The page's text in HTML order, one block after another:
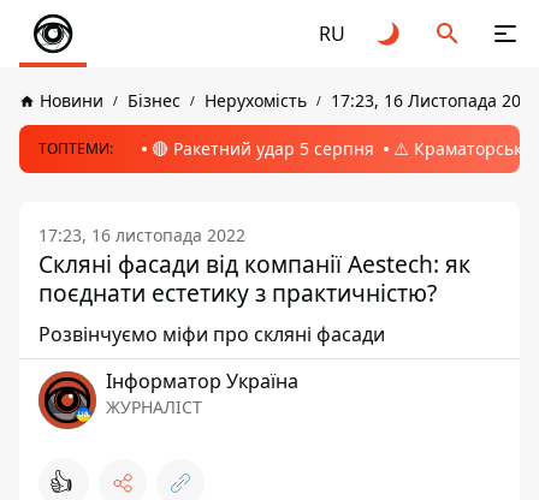
RU
Новини Бізнес Нерухомість 17:23, 16 Листопада 2022
ТОПТЕМИ: 🔴 Ракетний удар 5 серпня ⚠️ Краматорськ,
17:23, 16 листопада 2022
Скляні фасади від компанії Aestech: як
поєднати естетику з практичністю?
Розвінчуємо міфи про скляні фасади
Інформатор Україна
ЖУРНАЛІСТ
👍